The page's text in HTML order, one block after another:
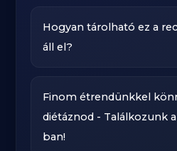
Hogyan tárolható ez a
áll el?
Finom étrendünkkel
diétáznod - Találkozunk
ban!